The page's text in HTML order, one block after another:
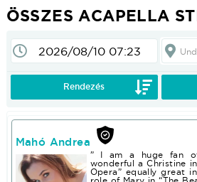
din
Mahó Andrea
” I am a huge fan of
wonderful a Christine
Opera” equally great
Rendezés